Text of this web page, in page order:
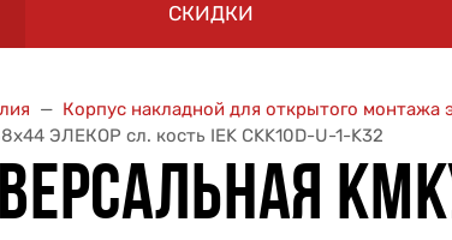
СКИДКИ
Корпус накладной для открытого монтажа
ЭЛЕКОР сл. кость IEK CKK10D-U-1-K32